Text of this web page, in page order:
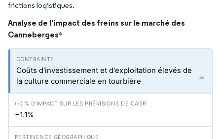
frictions logistiques.
Analyse de l'impact des freins sur le marché des
Canneberges*
Coûts d'investissement et d'exploitation élevés de
la culture commerciale en tourbière
−1.1%